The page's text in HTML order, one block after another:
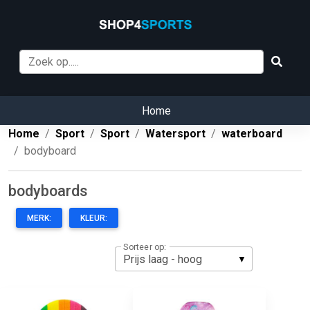
Home
Home
Sport Sport Watersport
waterboard
bodyboard
bodyboards
MERK: KLEUR:
Sorteer op: